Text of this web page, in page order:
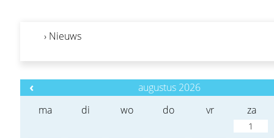
› Nieuws
‹
augustus 2026
ma
di wo do vr za
1